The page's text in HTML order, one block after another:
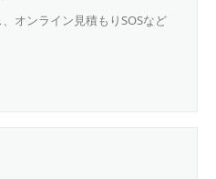
オンライン見積もりSOSなど